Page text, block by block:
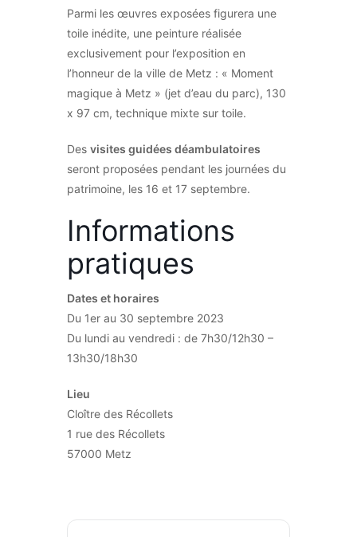
Parmi les œuvres exposées figurera une
toile inédite, une peinture réalisée
exclusivement pour l’exposition en
l’honneur de la ville de Metz : « Moment
magique à Metz » (jet d’eau du parc), 130
x 97 cm, technique mixte sur toile.
Des visites guidées déambulatoires
seront proposées pendant les journées du
patrimoine, les 16 et 17 septembre.
Informations
pratiques
Dates et horaires
Du 1er au 30 septembre 2023
Du lundi au vendredi : de 7h30/12h30 –
13h30/18h30
Lieu
Cloître des Récollets
1 rue des Récollets
57000 Metz